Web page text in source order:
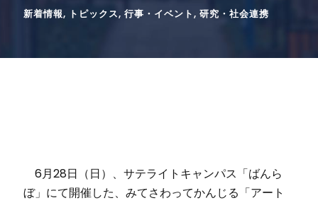
新着情報, トピックス, 行事・イベント, 研究・社会連携
6月28日（日）、サテライトキャンパス「ばんら
ぼ」にて開催した、みてさわってかんじる「アート